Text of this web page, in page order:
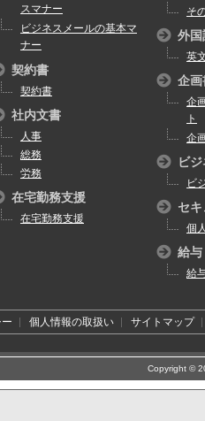
スマナー
ビジネスメールの基本マ
ナー
契約書
契約書
社内文書
人事
総務
労務
在宅勤務支援
在宅勤務支援
そ
外国
英
企画
企
ト
企
ビ
ビ
セ
個
給与
給
個人情報の取扱い サイトマップ
Copyright ©